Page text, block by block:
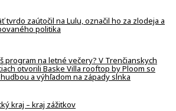
tvrdo zaútočil na Lulu, označil ho za zlodeja a
politika
program na letné večery? V Trenčianskych
otvorili Baske Villa rooftop by Ploom so
a výhľadom na západy slnka
kraj – kraj zážitkov